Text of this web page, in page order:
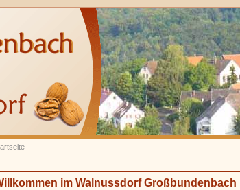
im Walnussdorf Großbundenbach